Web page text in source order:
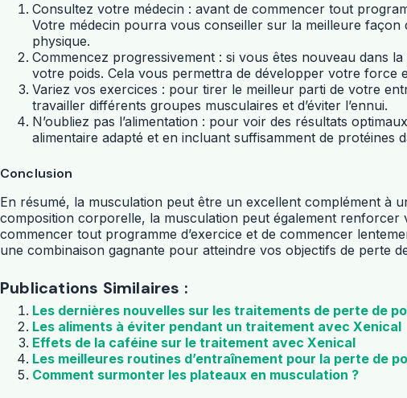
Consultez votre médecin : avant de commencer tout
Votre médecin pourra vous conseiller sur la meilleure
physique.
Commencez progressivement : si vous êtes nouveau dans
votre poids. Cela vous permettra de développer votre force
Variez vos exercices : pour tirer le meilleur parti de votre
travailler différents groupes musculaires et d’éviter l’ennui.
N’oubliez pas l’alimentation : pour voir des résultats
alimentaire adapté et en incluant suffisamment de
Conclusion
En résumé, la musculation peut être un excellent complément à
composition corporelle, la musculation peut également renforcer
commencer tout programme d’exercice et de commencer
une combinaison gagnante pour atteindre vos objectifs de perte
Publications Similaires :
Les dernières nouvelles sur les traitements de perte de
Les aliments à éviter pendant un traitement avec Xenical
Effets de la caféine sur le traitement avec Xenical
Les meilleures routines d’entraînement pour la perte de
Comment surmonter les plateaux en musculation ?